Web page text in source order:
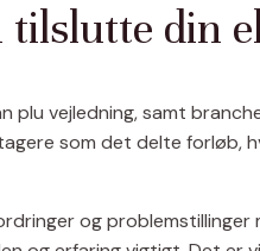
tilslutte din
plu vejledning, samt
som det delte forløb,
og